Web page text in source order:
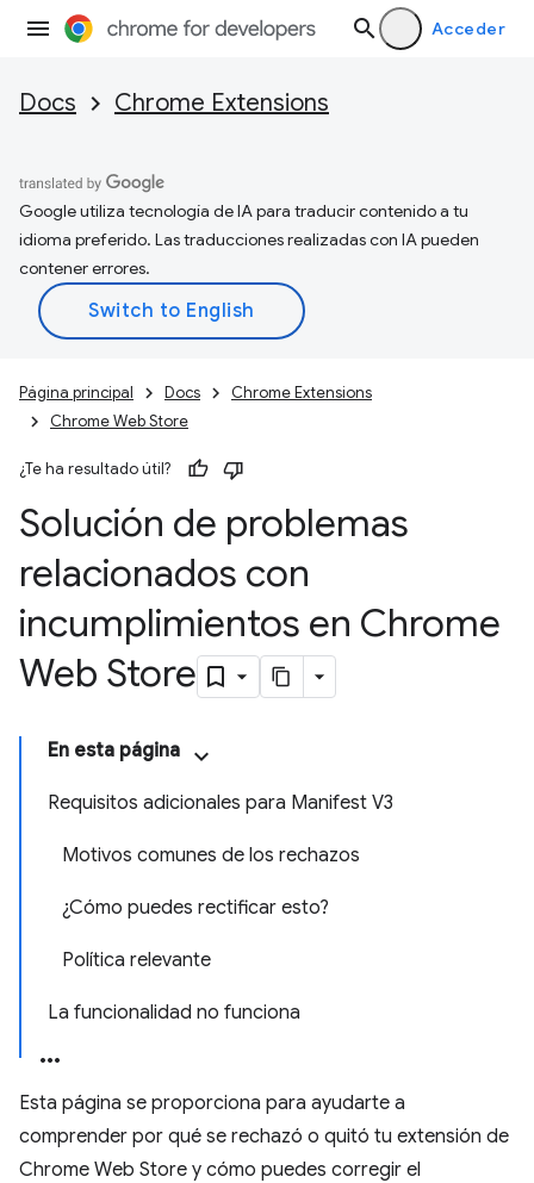
Acceder
Docs Chrome Extensions
Google utiliza tecnología de IA para traducir contenido a tu
idioma preferido. Las traducciones realizadas con IA pueden
contener errores.
Página principal Docs
Chrome Extensions
Chrome Web Store
¿Te ha resultado útil?
Solución de problemas
relacionados con
incumplimientos en Chrome
Web Store
En esta página
Requisitos adicionales para Manifest V3
Motivos comunes de los rechazos
¿Cómo puedes rectificar esto?
Política relevante
La funcionalidad no funciona
Esta página se proporciona para ayudarte a
comprender por qué se rechazó o quitó tu extensión de
Chrome Web Store y cómo puedes corregir el